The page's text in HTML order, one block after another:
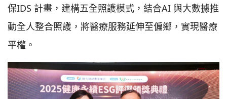
保IDS 計畫，建構五全照護模式，結合AI 與大數據推
動全人整合照護，將醫療服務延伸至偏鄉，實現醫療
平權。